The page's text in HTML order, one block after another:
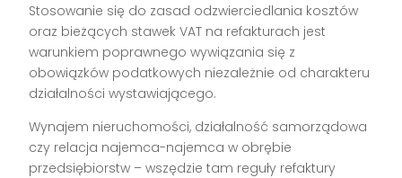
Stosowanie się do zasad odzwierciedlania kosztów
oraz bieżących stawek VAT na refakturach jest
warunkiem poprawnego wywiązania się z
obowiązków podatkowych niezależnie od charakteru
działalności wystawiającego.
Wynajem nieruchomości, działalność samorządowa
czy relacja najemca-najemca w obrębie
przedsiębiorstw – wszędzie tam reguły refaktury